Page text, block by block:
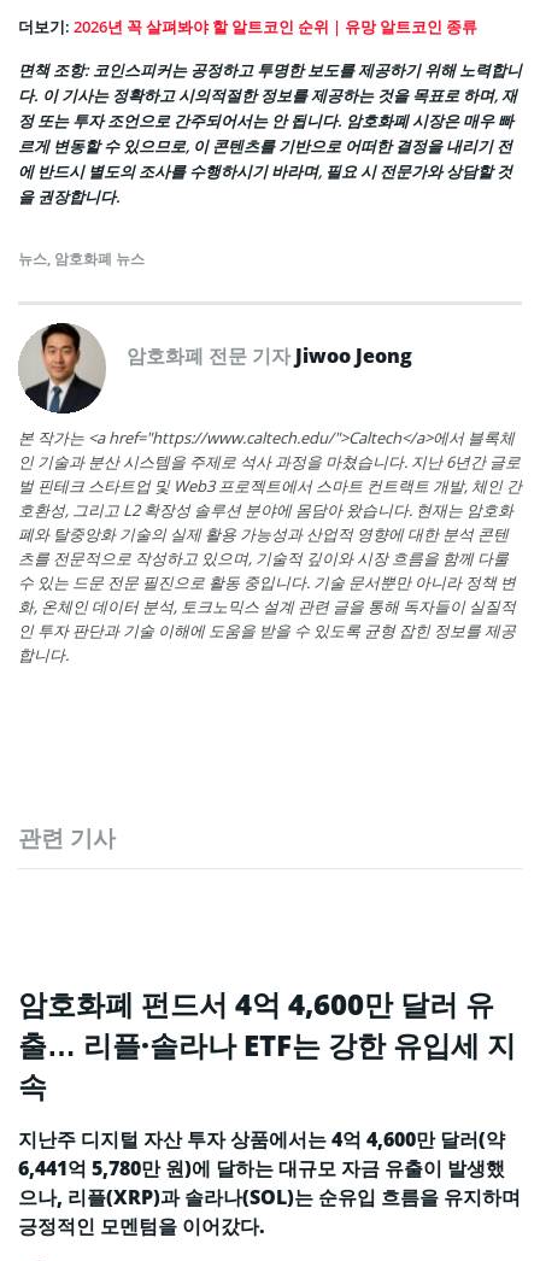
더보기: 2026년 꼭 살펴봐야 할 알트코인 순위 | 유망 알트코인 종류
면책 조항: 코인스피커는 공정하고 투명한 보도를 제공하기 위해 노력합니
다. 이 기사는 정확하고 시의적절한 정보를 제공하는 것을 목표로 하며, 재
정 또는 투자 조언으로 간주되어서는 안 됩니다. 암호화폐 시장은 매우 빠
르게 변동할 수 있으므로, 이 콘텐츠를 기반으로 어떠한 결정을 내리기 전
에 반드시 별도의 조사를 수행하시기 바라며, 필요 시 전문가와 상담할 것
을 권장합니다.
뉴스, 암호화폐 뉴스
암호화폐 전문 기자Jiwoo Jeong
본 작가는 <a href="https://www.caltech.edu/">Caltech</a>에서 블록체
인 기술과 분산 시스템을 주제로 석사 과정을 마쳤습니다. 지난 6년간 글로
벌 핀테크 스타트업 및 Web3 프로젝트에서 스마트 컨트랙트 개발, 체인 간
호환성, 그리고 L2 확장성 솔루션 분야에 몸담아 왔습니다. 현재는 암호화
폐와 탈중앙화 기술의 실제 활용 가능성과 산업적 영향에 대한 분석 콘텐
츠를 전문적으로 작성하고 있으며, 기술적 깊이와 시장 흐름을 함께 다룰
수 있는 드문 전문 필진으로 활동 중입니다. 기술 문서뿐만 아니라 정책 변
화, 온체인 데이터 분석, 토크노믹스 설계 관련 글을 통해 독자들이 실질적
인 투자 판단과 기술 이해에 도움을 받을 수 있도록 균형 잡힌 정보를 제공
합니다.
관련 기사
암호화폐 펀드서 4억 4,600만 달러 유
출… 리플·솔라나 ETF는 강한 유입세 지
속
지난주 디지털 자산 투자 상품에서는 4억 4,600만 달러(약
6,441억 5,780만 원)에 달하는 대규모 자금 유출이 발생했
으나, 리플(XRP)과 솔라나(SOL)는 순유입 흐름을 유지하며
긍정적인 모멘텀을 이어갔다.